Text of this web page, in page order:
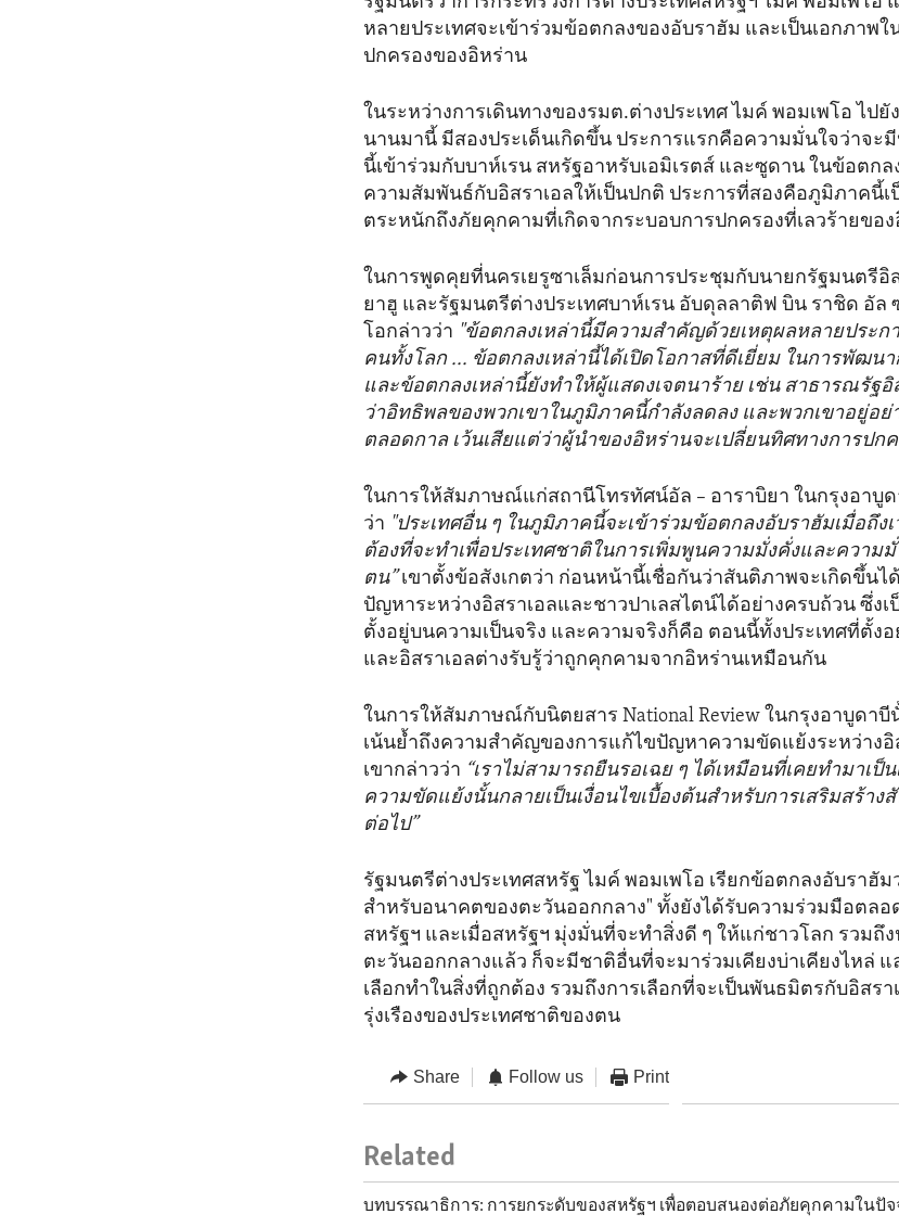
หลายประเทศจะเข้าร่วมข้อตกลงของอับราฮัม และเป็นเอกภาพ
ปกครองของอิหร่าน
ในระหว่างการเดินทางของรมต.ต่างประเทศ ไมค์ พอมเพโอ ไปยั
นานมานี้ มีสองประเด็นเกิดขึ้น ประการแรกคือความมั่นใจว่าจะ
นี้เข้าร่วมกับบาห์เรน สหรัฐอาหรับเอมิเรตส์ และซูดาน ในข้อตก
ความสัมพันธ์กับอิสราเอลให้เป็นปกติ ประการที่สองคือภูมิภาคนี้เ
ตระหนักถึงภัยคุกคามที่เกิดจากระบอบการปกครองที่เลวร้ายขอ
ในการพูดคุยที่นครเยรูซาเล็มก่อนการประชุมกับนายกรัฐมนตรีอิ
ยาฮู และรัฐมนตรีต่างประเทศบาห์เรน อับดุลลาติฟ บิน ราชิด อัล
โอกล่าวว่า "ข้อตกลงเหล่านี้มีความสำคัญด้วยเหตุผลหลายประก
คนทั้งโลก ... ข้อตกลงเหล่านี้ได้เปิดโอกาสที่ดีเยี่ยม ในการพัฒน
และข้อตกลงเหล่านี้ยังทำให้ผู้แสดงเจตนาร้าย เช่น สาธารณรัฐ
ว่าอิทธิพลของพวกเขาในภูมิภาคนี้กำลังลดลง และพวกเขาอยู่อย่
ตลอดกาล เว้นเสียแต่ว่าผู้นำของอิหร่านจะเปลี่ยนทิศทางการปกค
ในการให้สัมภาษณ์แก่สถานีโทรทัศน์อัล – อาราบิยา ในกรุงอาบู
ว่า "ประเทศอื่น ๆ ในภูมิภาคนี้จะเข้าร่วมข้อตกลงอับราฮัมเมื่อถึงเ
ต้องที่จะทำเพื่อประเทศชาติในการเพิ่มพูนความมั่งคั่งและความ
ตน”เขาตั้งข้อสังเกตว่า ก่อนหน้านี้เชื่อกันว่าสันติภาพจะเกิดขึ้นไ
ปัญหาระหว่างอิสราเอลและชาวปาเลสไตน์ได้อย่างครบถ้วน ซึ่งเ
ตั้งอยู่บนความเป็นจริง และความจริงก็คือ ตอนนี้ทั้งประเทศที่ตั้ง
และอิสราเอลต่างรับรู้ว่าถูกคุกคามจากอิหร่านเหมือนกัน
ในการให้สัมภาษณ์กับนิตยสาร National Review ในกรุงอาบูดาบี
เน้นย้ำถึงความสำคัญของการแก้ไขปัญหาความขัดแย้งระหว่างอิ
เขากล่าวว่า “เราไม่สามารถยืนรอเฉย ๆ ได้เหมือนที่เคยทำมาเป็
ความขัดแย้งนั้นกลายเป็นเงื่อนไขเบื้องต้นสำหรับการเสริมสร้าง
ต่อไป”
รัฐมนตรีต่างประเทศสหรัฐ ไมค์ พอมเพโอ เรียกข้อตกลงอับราฮัม
สำหรับอนาคตของตะวันออกกลาง" ทั้งยังได้รับความร่วมมือตลอ
สหรัฐฯ และเมื่อสหรัฐฯ มุ่งมั่นที่จะทำสิ่งดี ๆ ให้แก่ชาวโลก รวมถึง
ตะวันออกกลางแล้ว ก็จะมีชาติอื่นที่จะมาร่วมเคียงบ่าเคียงไหล่ แ
เลือกทำในสิ่งที่ถูกต้อง รวมถึงการเลือกที่จะเป็นพันธมิตรกับอิสรา
รุ่งเรืองของประเทศชาติของตน
Share Follow us Print
Related
บทบรรณาธิการ: การยกระดับของสหรัฐฯ เพื่อตอบสนองต่อภัยคุกคามในปั